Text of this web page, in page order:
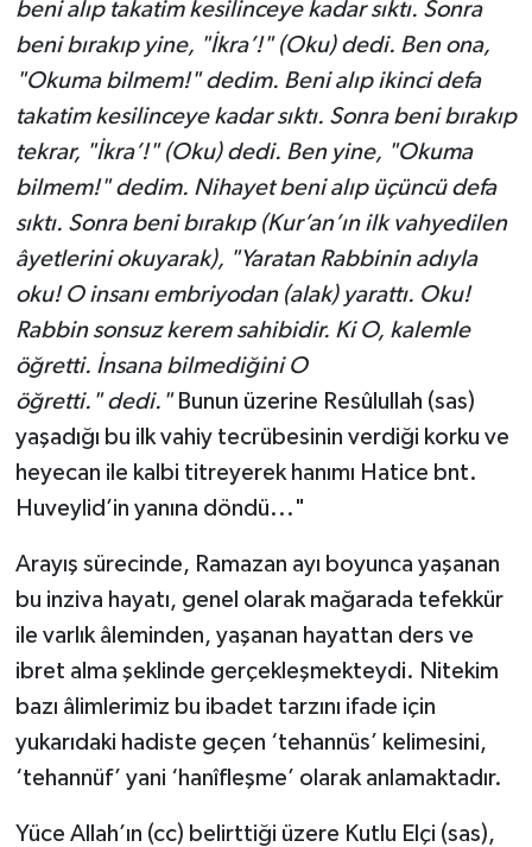
beni alıp takatim kesilinceye kadar sıktı. Sonra
beni bırakıp yine, "İkra’!" (Oku) dedi. Ben ona,
"Okuma bilmem!" dedim. Beni alıp ikinci defa
takatim kesilinceye kadar sıktı. Sonra beni bırakıp
tekrar, "İkra’!" (Oku) dedi. Ben yine, "Okuma
bilmem!" dedim. Nihayet beni alıp üçüncü defa
sıktı. Sonra beni bırakıp (Kur’an’ın ilk vahyedilen
âyetlerini okuyarak), "Yaratan Rabbinin adıyla
oku! O insanı embriyodan (alak) yarattı. Oku!
Rabbin sonsuz kerem sahibidir. Ki O, kalemle
öğretti. İnsana bilmediğini O
öğretti." dedi."Bunun üzerine Resûlullah (sas)
yaşadığı bu ilk vahiy tecrübesinin verdiği korku ve
heyecan ile kalbi titreyerek hanımı Hatice bnt.
Huveylid’in yanına döndü..."
Arayış sürecinde, Ramazan ayı boyunca yaşanan
bu inziva hayatı, genel olarak mağarada tefekkür
ile varlık âleminden, yaşanan hayattan ders ve
ibret alma şeklinde gerçekleşmekteydi. Nitekim
bazı âlimlerimiz bu ibadet tarzını ifade için
yukarıdaki hadiste geçen ‘tehannüs’ kelimesini,
‘tehannüf’ yani ‘hanîfleşme’ olarak anlamaktadır.
Yüce Allah’ın (cc) belirttiği üzere Kutlu Elçi (sas),
Sivas Müftülüğü
Şanlıurfa Müftülüğü
Şırnak Müftülüğü
Tekirdağ Müftülüğü
Tokat Müftülüğü
Tunceli Müftülüğü
Uşak Müftülüğü
Van Müftülüğü
Yalova Müftülüğü
Yozgat Müftülüğü
Zonguldak Müftülüğü